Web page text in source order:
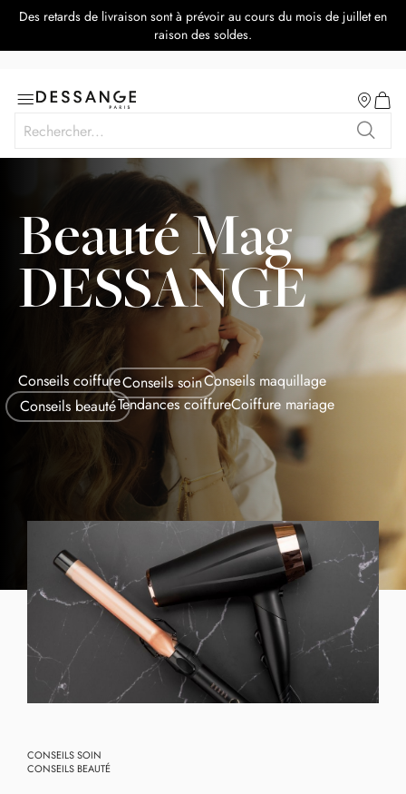
Des retards de livraison sont à prévoir au cours du mois de juillet en
raison des soldes.
Basculer
navigation
Rechercher
Mon
Beauté Mag
DESSANGE
Conseils coiffureConseils soinConseils maquillage
Conseils beautéTendances coiffureCoiffure mariage
CONSEILS SOIN
CONSEILS BEAUTÉ